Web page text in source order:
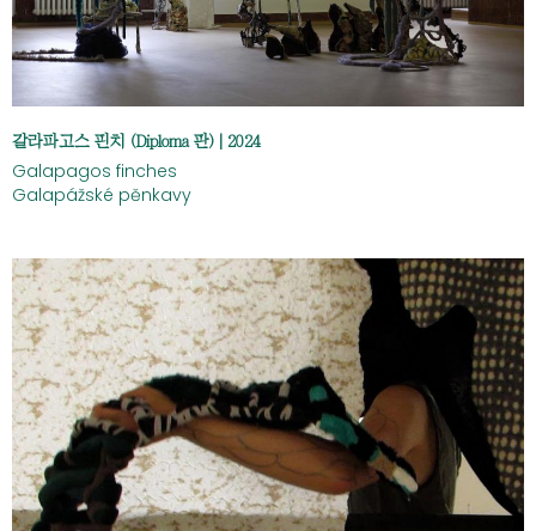
갈라파고스 핀치 (Diploma 판) | 2024
Galapagos finches
Galapážské pěnkavy